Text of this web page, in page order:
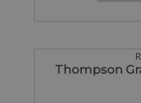
Thompson